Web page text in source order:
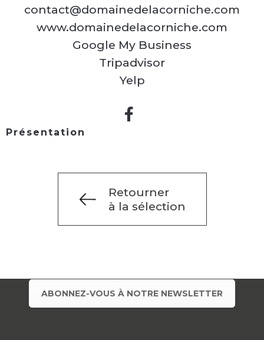
contact@domainedelacorniche.com
www.domainedelacorniche.com
Google My Business
Tripadvisor
Yelp
Présentation
Retourner
à la sélection
ABONNEZ-VOUS À NOTRE NEWSLETTER